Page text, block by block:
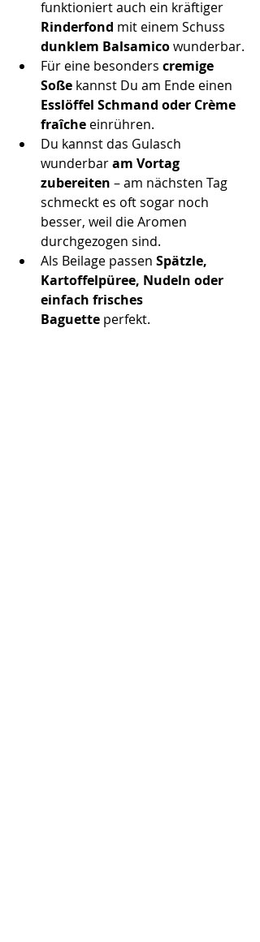
funktioniert auch ein kräftiger
Rinderfond mit einem Schuss
dunklem Balsamico wunderbar.
Für eine besonders cremige
Soße kannst Du am Ende einen
Esslöffel Schmand oder Crème
fraîche einrühren.
Du kannst das Gulasch
wunderbar am Vortag
zubereiten – am nächsten Tag
schmeckt es oft sogar noch
besser, weil die Aromen
durchgezogen sind.
Als Beilage passen Spätzle,
Kartoffelpüree, Nudeln oder
einfach frisches
Baguette perfekt.